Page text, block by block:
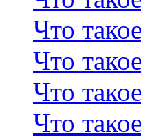
Что
Что
Что
Что